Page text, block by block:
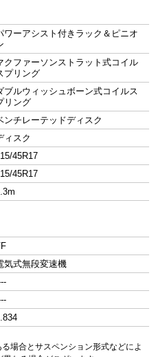
ワーアシスト付きラック＆ピニオ
クファーソンストラット式コイル
プリング
ブルウィッシュボーン式コイルス
リング
ンチレーテッドディスク
ィスク
45R17
45R17
気式無段変速機
場合とサスペンション形式などによ